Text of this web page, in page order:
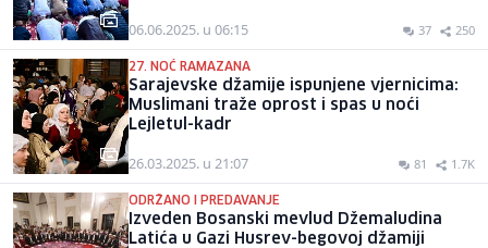
06.06.2025. u 06:15 37 250
27. NOĆ RAMAZANA
Sarajevske džamije ispunjene vjernicima:
Muslimani traže oprost i spas u noći
Lejletul-kadr
26.03.2025. u 21:07 81 1.7K
ODRŽANO I PREDAVANJE
Izveden Bosanski mevlud Džemaludina
Latića u Gazi Husrev-begovoj džamiji